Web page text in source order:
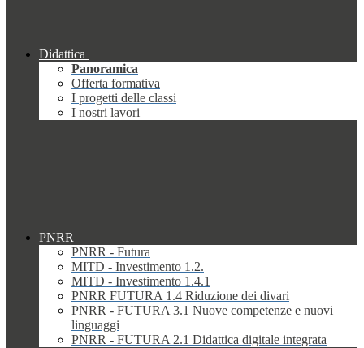
Didattica
Panoramica
Offerta formativa
I progetti delle classi
I nostri lavori
PNRR
PNRR - Futura
MITD - Investimento 1.2.
MITD - Investimento 1.4.1
PNRR FUTURA 1.4 Riduzione dei divari
PNRR - FUTURA 3.1 Nuove competenze e nuovi
linguaggi
PNRR - FUTURA 2.1 Didattica digitale integrata